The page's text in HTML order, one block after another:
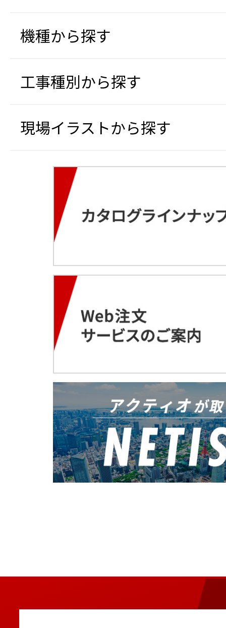
機種から探す
工事種別から探す
現場イラストから探す